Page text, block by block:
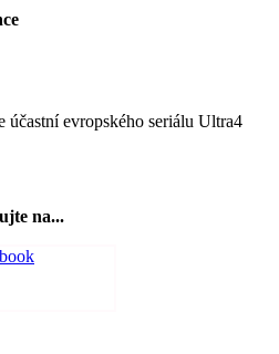
účastní evropského seriálu Ultra4
na...